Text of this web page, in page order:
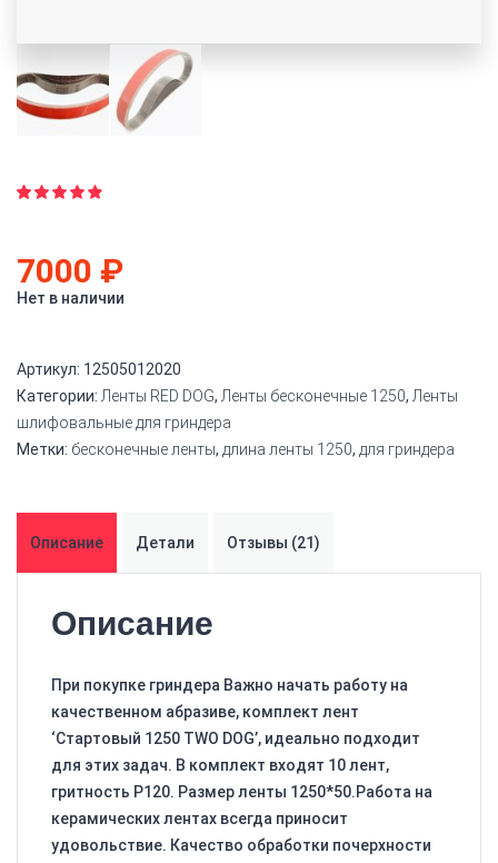
основе
опроса
пользователя
7000 ₽
Нет в наличии
Артикул: 12505012020
Категории: Ленты RED DOG, Ленты бесконечные 1250, Ленты
шлифовальные для гриндера
Метки: бесконечные ленты, длина ленты 1250, для гриндера
Описание Детали Отзывы (21)
Описание
При покупке гриндера Важно начать работу на
качественном абразиве, комплект лент
‘Стартовый 1250 TWO DOG’, идеально подходит
для этих задач. В комплект входят 10 лент,
гритность P120. Размер ленты 1250*50.Работа на
керамических лентах всегда приносит
удовольствие. Качество обработки почерхности